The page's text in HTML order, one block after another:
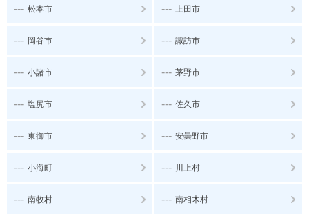
--- 松本市 --- 上田市
--- 岡谷市 --- 諏訪市
--- 小諸市 --- 茅野市
--- 塩尻市 --- 佐久市
--- 東御市 --- 安曇野市
--- 小海町 --- 川上村
--- 南牧村 --- 南相木村